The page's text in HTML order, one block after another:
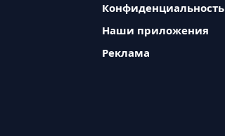
Конфиденциальность
Наши приложения
Реклама